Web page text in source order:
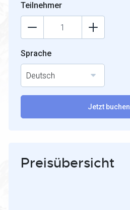
Teilnehmer
Sprache
Deutsch
Jetzt buchen
Preisübersicht